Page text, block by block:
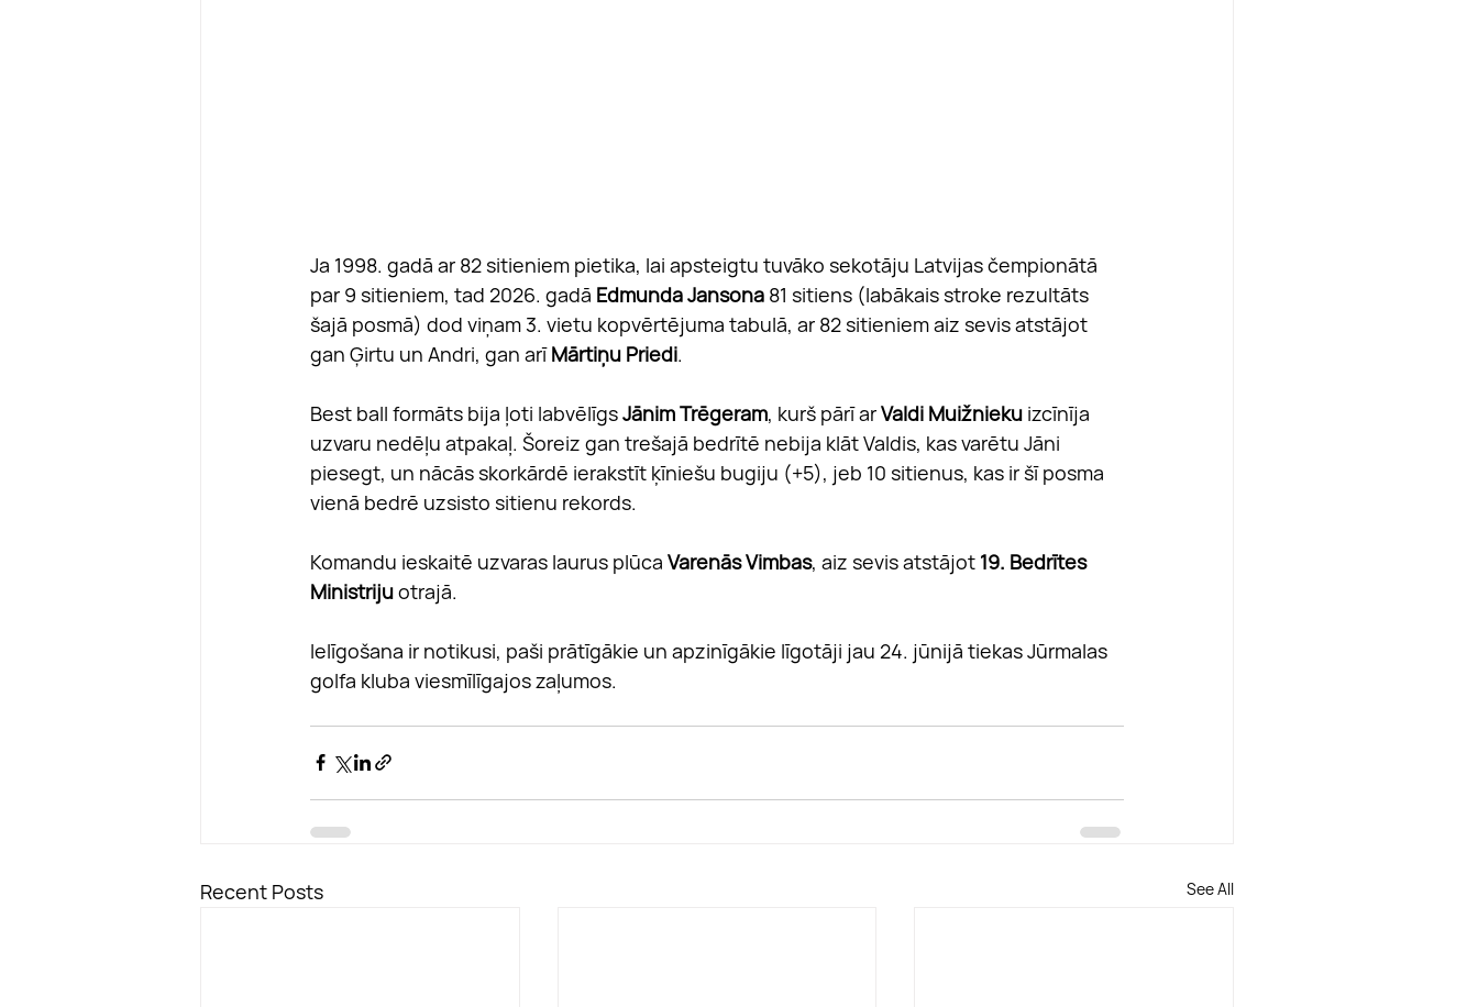
Ja 1998. gadā ar 82 sitieniem pietika, lai apsteigtu tuvāko sekotāju Latvijas čempionātā
par 9 sitieniem, tad 2026. gadā Edmunda Jansona 81 sitiens (labākais stroke rezultāts
šajā posmā) dod viņam 3. vietu kopvērtējuma tabulā, ar 82 sitieniem aiz sevis atstājot
gan Ģirtu un Andri, gan arī Mārtiņu Priedi.
Best ball formāts bija ļoti labvēlīgs Jānim Trēgeram, kurš pārī ar Valdi Muižnieku izcīnīja
uzvaru nedēļu atpakaļ. Šoreiz gan trešajā bedrītē nebija klāt Valdis, kas varētu Jāni
piesegt, un nācās skorkārdē ierakstīt ķīniešu bugiju (+5), jeb 10 sitienus, kas ir šī posma
vienā bedrē uzsisto sitienu rekords.
Komandu ieskaitē uzvaras laurus plūca Varenās Vimbas, aiz sevis atstājot 19. Bedrītes
Ministriju otrajā.
Ielīgošana ir notikusi, paši prātīgākie un apzinīgākie līgotāji jau 24. jūnijā tiekas Jūrmalas
golfa kluba viesmīlīgajos zaļumos.
Recent Posts See All